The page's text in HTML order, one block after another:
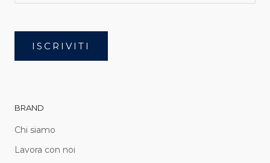
ISCRIVITI
BRAND
Chi siamo
Lavora con noi